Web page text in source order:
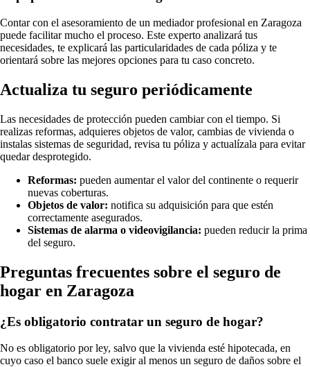
Contar con el asesoramiento de un mediador profesional en Zaragoza
puede facilitar mucho el proceso. Este experto analizará tus
necesidades, te explicará las particularidades de cada póliza y te
orientará sobre las mejores opciones para tu caso concreto.
Actualiza tu seguro periódicamente
Las necesidades de protección pueden cambiar con el tiempo. Si
realizas reformas, adquieres objetos de valor, cambias de vivienda o
instalas sistemas de seguridad, revisa tu póliza y actualízala para evitar
quedar desprotegido.
Reformas: pueden aumentar el valor del continente o requerir
nuevas coberturas.
Objetos de valor: notifica su adquisición para que estén
correctamente asegurados.
Sistemas de alarma o videovigilancia: pueden reducir la prima
del seguro.
Preguntas frecuentes sobre el seguro de
hogar en Zaragoza
¿Es obligatorio contratar un seguro de hogar?
No es obligatorio por ley, salvo que la vivienda esté hipotecada, en
cuyo caso el banco suele exigir al menos un seguro de daños sobre el